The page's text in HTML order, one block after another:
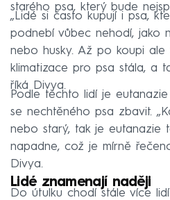
starého psa, který bude
„Lidé si často kupují i psa,
podnebí vůbec nehodí, jako
nebo husky. Až po koupi ale
klimatizace pro psa stála, a
říká Divya.
Podle těchto lidí je
se nechtěného psa zbavit.
nebo starý, tak je eutanazie
napadne, což je mírně
Divya.
Lidé znamenají naději
Do útulku chodí stále více